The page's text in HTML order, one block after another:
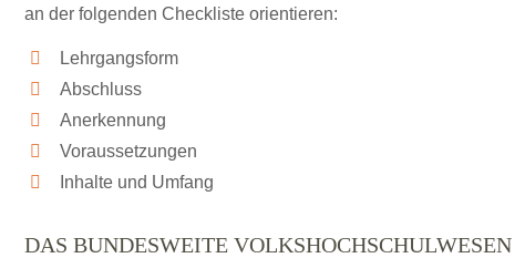
an der folgenden Checkliste orientieren:
Lehrgangsform
Abschluss
Anerkennung
Voraussetzungen
Inhalte und Umfang
DAS BUNDESWEITE VOLKSHOCHSCHULWESEN